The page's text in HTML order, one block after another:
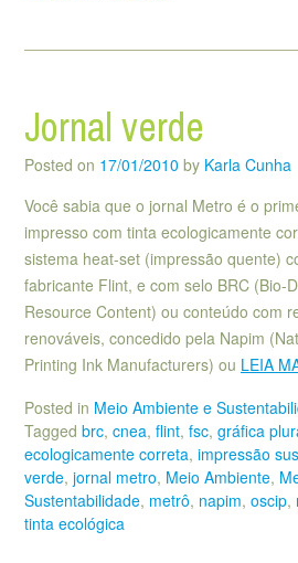
Jornal verde
Posted on 17/01/2010 by Karla Cunha
Você sabia que o jornal Metro é o
impresso com tinta ecologicamente
sistema heat-set (impressão quente)
fabricante Flint, e com selo BRC (Bio-
Resource Content) ou conteúdo com
renováveis, concedido pela Napim
Printing Ink Manufacturers) ou LEIA
Posted in Meio Ambiente e
Tagged brc, cnea, flint, fsc, gráfica
ecologicamente correta, impressão
verde, jornal metro, Meio Ambiente,
Sustentabilidade, metrô, napim, oscip,
tinta ecológica